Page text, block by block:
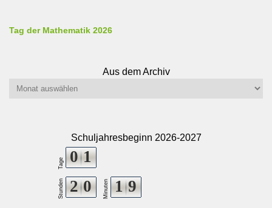
Tag der Mathematik 2026
Aus dem Archiv
Aus
Schuljahresbeginn 2026-2027
Tage 0 1
Stunden 2 0 Minuten 1 9